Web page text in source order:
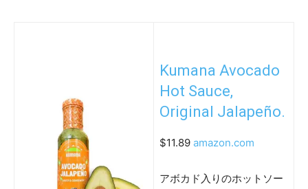
Kumana Avocado
Hot Sauce,
Original Jalapeño.
$11.89 amazon.com
アボカド入りのホットソー